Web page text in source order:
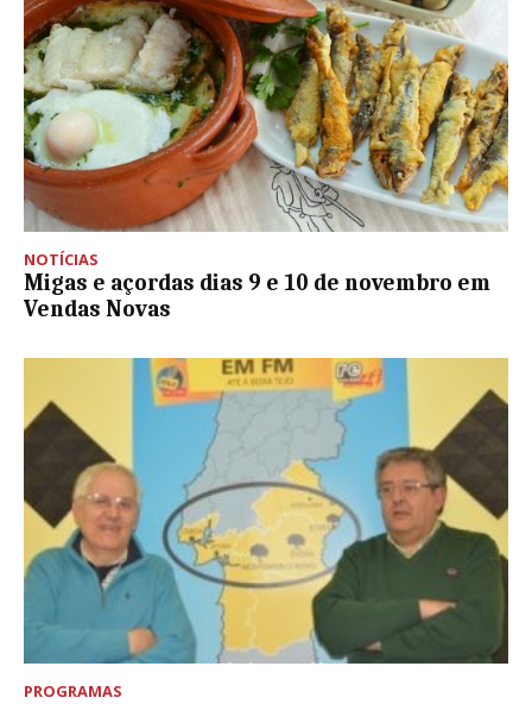
NOTÍCIAS
Migas e açordas dias 9 e 10 de novembro em
Vendas Novas
PROGRAMAS